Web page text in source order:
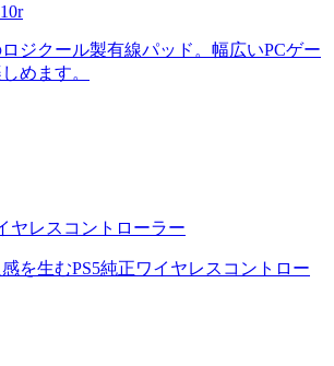
ジクール製有線パッド。幅広いPCゲー
めます。
ヤレスコントローラー
を生むPS5純正ワイヤレスコントロー